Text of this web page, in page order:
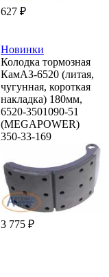
627 ₽
Новинки
Колодка тормозная
КамАЗ-6520 (литая,
чугунная, короткая
накладка) 180мм,
6520-3501090-51
(MEGAPOWER)
350-33-169
3 775 ₽